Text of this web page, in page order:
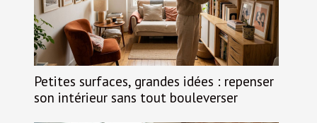
Petites surfaces, grandes idées : repenser
son intérieur sans tout bouleverser